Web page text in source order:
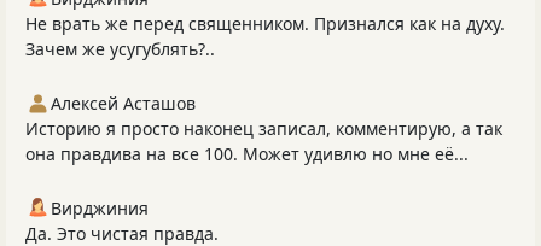
Не врать же перед священником. Признался как на духу.
Зачем же усугублять?..
Алексей Асташов
Историю я просто наконец записал, комментирую, а так
она правдива на все 100. Может удивлю но мне её...
Вирджиния
Да. Это чистая правда.